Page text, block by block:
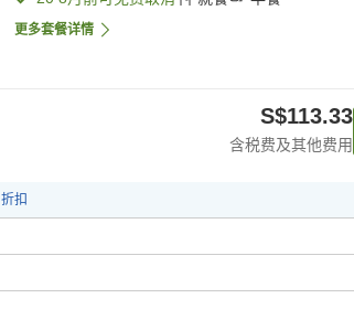
更多套餐详情
S$113.33
含税费及其他费用
折扣